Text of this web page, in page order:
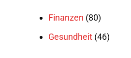
Finanzen (80)
Gesundheit (46)